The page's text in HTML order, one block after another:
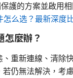
護的方案並啟用相
怎么选？最新深度
怎麼辦？
重新連線、清除
若仍無法解決，考